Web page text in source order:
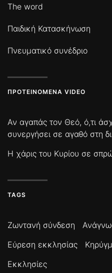
The word
Παιδική Κατασκήνωση
Πνευματικό συνέδριο
ΠΡΟΤΕΙΝΌΜΕΝΑ VIDEO
Αν αγαπάς τον Θεό, ό,τι
συνεργήσει σε αγαθό στη
Η χάρις του Κυρίου σε
TAGS
Ζωντανή σύνδεση
Εύρεση εκκλησίας
Εκκλησίες